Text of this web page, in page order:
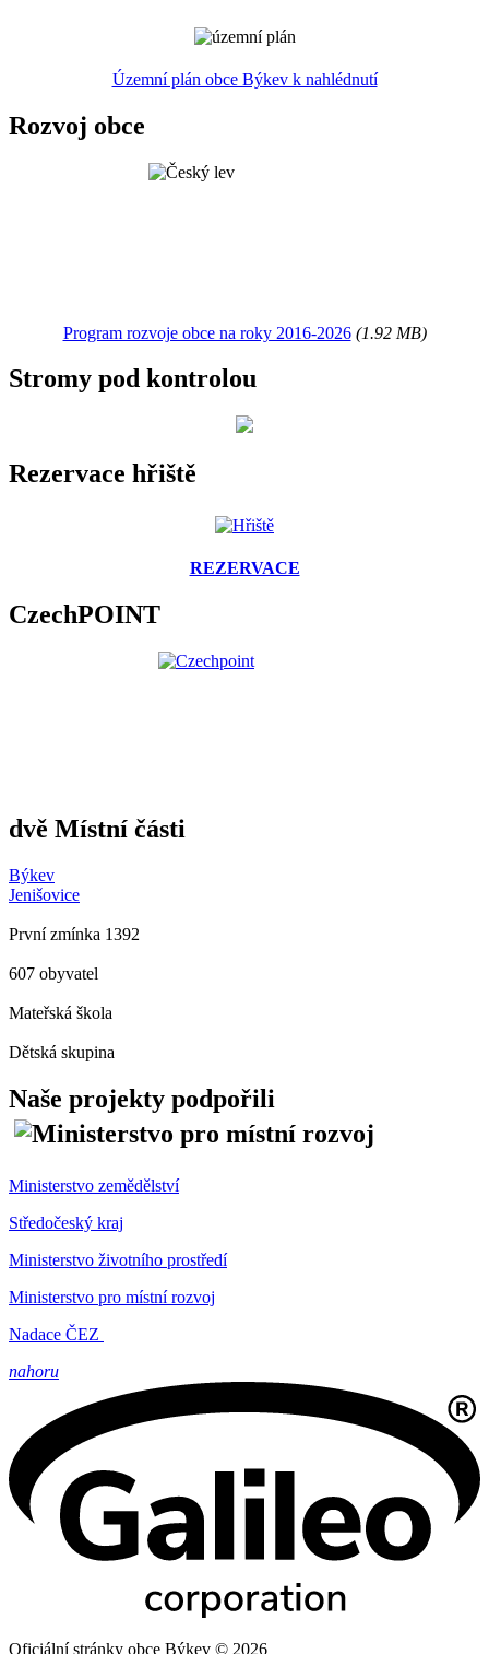
Územní plán obce Býkev k nahlédnutí
Rozvoj obce
Program rozvoje obce na roky 2016-2026(1.92 MB)
Stromy pod kontrolou
Rezervace hřiště
REZERVACE
CzechPOINT
dvě Místní části
Býkev
Jenišovice
První zmínka 1392
607 obyvatel
Mateřská škola
Dětská skupina
Naše projekty podpořili
Ministerstvo zemědělství
Středočeský kraj
Ministerstvo životního prostředí
Ministerstvo pro místní rozvoj
Nadace ČEZ
nahoru
Oficiální stránky obce Býkev © 2026